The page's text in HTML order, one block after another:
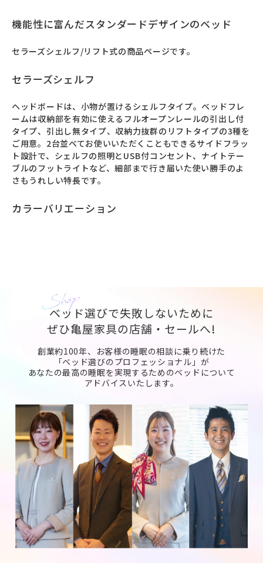
機能性に富んだスタンダードデザインのベッド
セラーズシェルフ/リフト式の商品ページです。
セラーズシェルフ
ヘッドボードは、小物が置けるシェルフタイプ。ベッドフレ
ームは収納部を有効に使えるフルオープンレールの引出し付
タイプ、引出し無タイプ、収納力抜群のリフトタイプの3種を
ご用意。2台並べてお使いいただくこともできるサイドフラッ
ト設計で、シェルフの照明とUSB付コンセント、ナイトテー
ブルのフットライトなど、細部まで行き届いた使い勝手のよ
さもうれしい特長です。
カラーバリエーション
ベッド選びで失敗しないために
ぜひ亀屋家具の店舗・セールへ!
創業約100年、お客様の睡眠の相談に乗り続けた
「ベッド選びのプロフェッショナル」が
あなたの最高の睡眠を実現するためのベッドについて
アドバイスいたします。